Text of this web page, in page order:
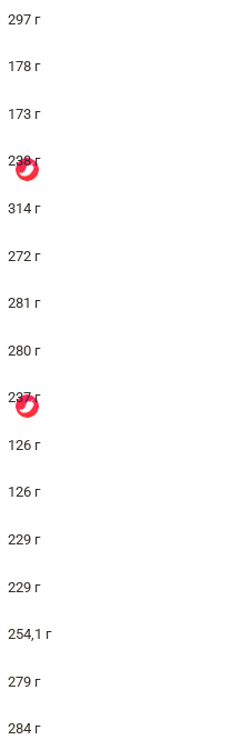
297 г
178 г
173 г
238 г
314 г
272 г
281 г
280 г
237 г
126 г
126 г
229 г
229 г
254,1 г
279 г
284 г